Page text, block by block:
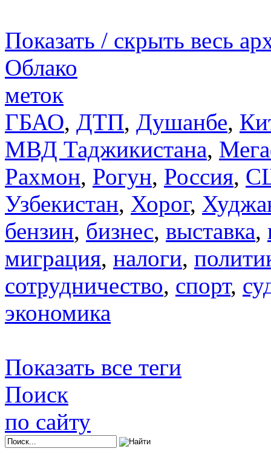
Показать / скрыть весь
Облако
меток
ГБАО, ДТП, Душанбе,
МВД Таджикистана,
Рахмон, Рогун, Россия,
Узбекистан, Хорог,
бензин, бизнес, выставка,
миграция, налоги,
сотрудничество, спорт,
экономика
Показать все теги
Поиск
по сайту